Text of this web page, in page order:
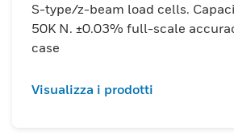
S-type/z-beam load cells.
50K N. ±0.03% full-scale
case
Visualizza i prodotti